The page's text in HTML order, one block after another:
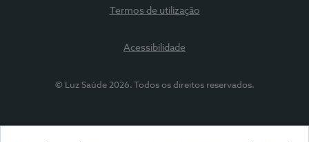
Termos de utilização
Acessibilidade
© Luz Saúde 2026. Todos os direitos reservados.